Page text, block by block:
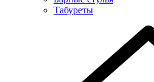
Табуреты